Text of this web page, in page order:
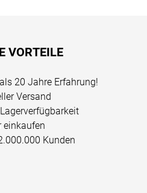
VORTEILE
20 Jahre Erfahrung!
Versand
einkaufen
Kunden